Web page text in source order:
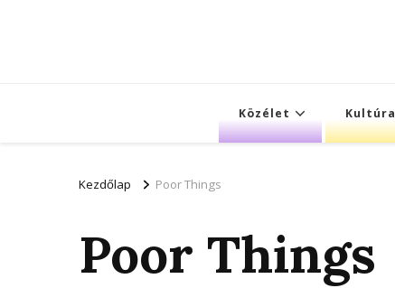
Közélet Kultúra
Kezdőlap Poor Things
Poor Things